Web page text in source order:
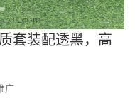
套装配透黑，高
广